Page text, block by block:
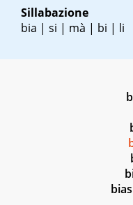
Sillabazione
bia | si | mà | bi | li